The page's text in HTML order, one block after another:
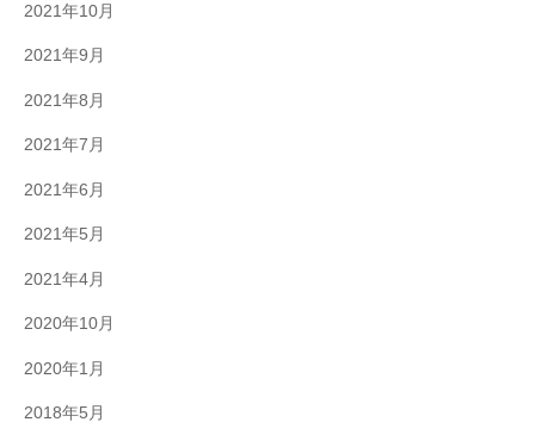
2021年10月
2021年9月
2021年8月
2021年7月
2021年6月
2021年5月
2021年4月
2020年10月
2020年1月
2018年5月